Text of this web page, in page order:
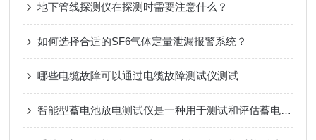
地下管线探测仪在探测时需要注意什么？
如何选择合适的SF6气体定量泄漏报警系统？
哪些电缆故障可以通过电缆故障测试仪测试
智能型蓄电池放电测试仪是一种用于测试和评估蓄电池性能的专业设备